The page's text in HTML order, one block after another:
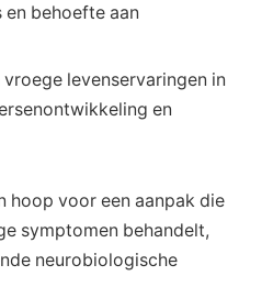
behoefte aan
levenservaringen in
en
hoop voor een aanpak die
symptomen behandelt,
neurobiologische